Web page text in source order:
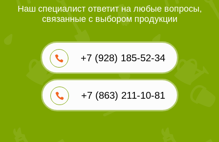
Наш специалист ответит на любые вопросы,
связанные с выбором продукции
+7 (928) 185-52-34
+7 (863) 211-10-81